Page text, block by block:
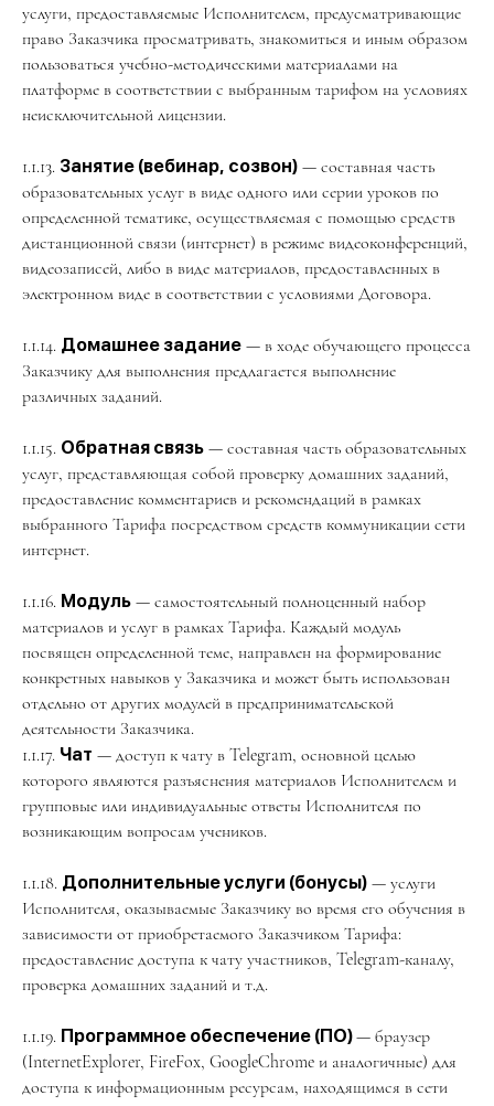
услуги, предоставляемые Исполнителем, предусматривающие
право Заказчика просматривать, знакомиться и иным образом
пользоваться учебно-методическими материалами на
платформе в соответствии с выбранным тарифом на условиях
неисключительной лицензии.
1.1.13. Занятие (вебинар, созвон) — составная часть
образовательных услуг в виде одного или серии уроков по
определенной тематике, осуществляемая с помощью средств
дистанционной связи (интернет) в режиме видеоконференций,
видеозаписей, либо в виде материалов, предоставленных в
электронном виде в соответствии с условиями Договора.
1.1.14. Домашнее задание — в ходе обучающего процесса
Заказчику для выполнения предлагается выполнение
различных заданий.
1.1.15. Обратная связь — составная часть образовательных
услуг, представляющая собой проверку домашних заданий,
предоставление комментариев и рекомендаций в рамках
выбранного Тарифа посредством средств коммуникации сети
интернет.
1.1.16. Модуль — самостоятельный полноценный набор
материалов и услуг в рамках Тарифа. Каждый модуль
посвящен определенной теме, направлен на формирование
конкретных навыков у Заказчика и может быть использован
отдельно от других модулей в предпринимательской
деятельности Заказчика.
1.1.17. Чат — доступ к чату в Telegram, основной целью
которого являются разъяснения материалов Исполнителем и
групповые или индивидуальные ответы Исполнителя по
возникающим вопросам учеников.
1.1.18. Дополнительные услуги (бонусы) — услуги
Исполнителя, оказываемые Заказчику во время его обучения в
зависимости от приобретаемого Заказчиком Тарифа:
предоставление доступа к чату участников, Telegram-каналу,
проверка домашних заданий и т.д.
1.1.19. Программное обеспечение (ПО)— браузер
(InternetExplorer, FireFox, GoogleChrome и аналогичные) для
доступа к информационным ресурсам, находящимся в сети